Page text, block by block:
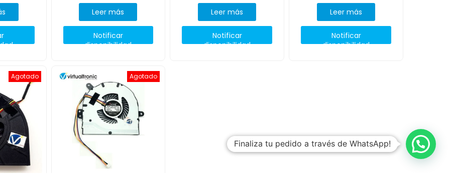
Leer más
Notificar
disponibilidad
Leer más
Notificar
disponibilidad
Leer más
Notificar
disponibilidad
Agotado Agotado
Finaliza tu pedido a través de WhatsApp!